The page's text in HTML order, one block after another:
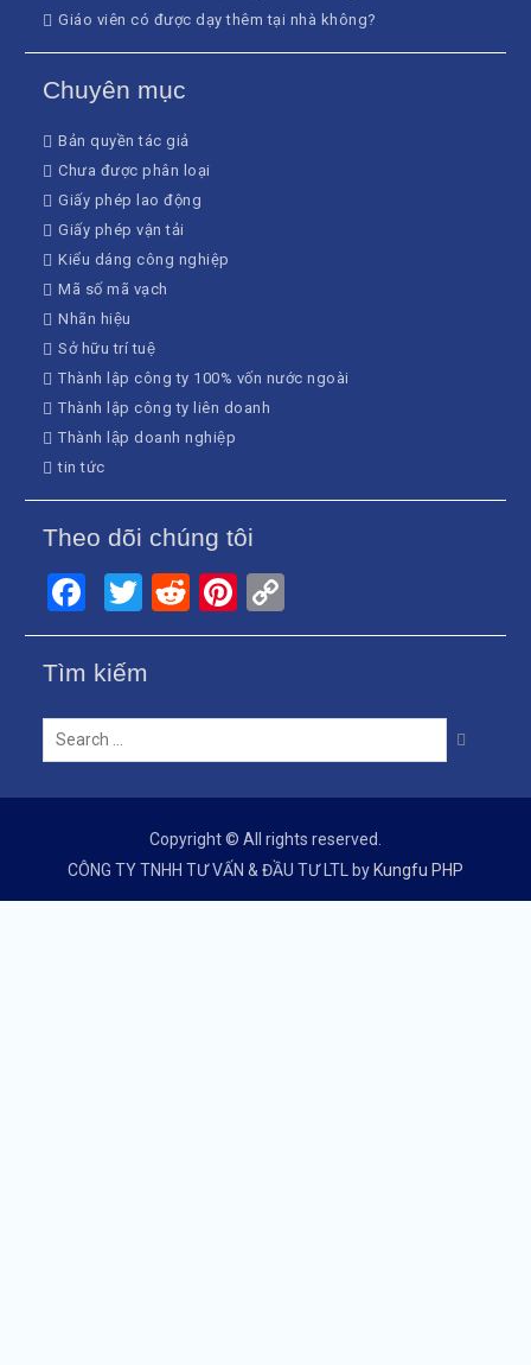
Giáo viên có được dạy thêm tại nhà không?
Chuyên mục
Bản quyền tác giả
Chưa được phân loại
Giấy phép lao động
Giấy phép vận tải
Kiểu dáng công nghiệp
Mã số mã vạch
Nhãn hiệu
Sở hữu trí tuệ
Thành lập công ty 100% vốn nước ngoài
Thành lập công ty liên doanh
Thành lập doanh nghiệp
tin tức
Theo dõi chúng tôi
Facebook
Twitter
RedditPinterest
Link
Tìm kiếm
Search
for:
Copyright © All rights reserved.
CÔNG TY TNHH TƯ VẤN & ĐẦU TƯ LTL by Kungfu PHP